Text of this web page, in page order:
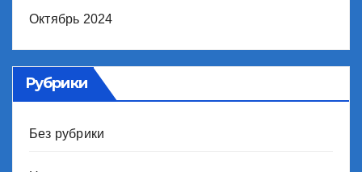
Октябрь 2024
Рубрики
Без рубрики